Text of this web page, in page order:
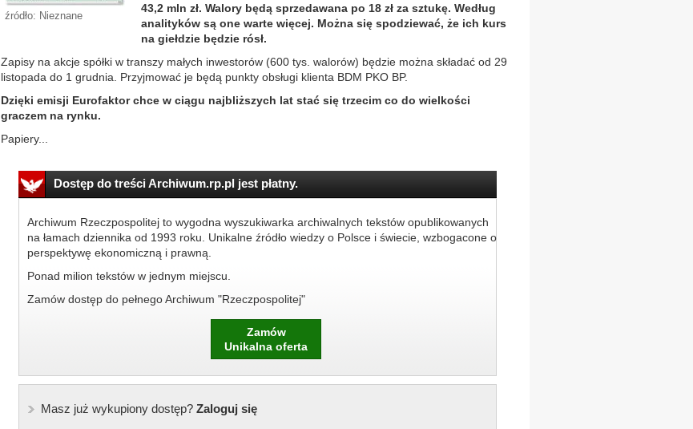
źródło: Nieznane
43,2 mln zł. Walory będą sprzedawana po 18 zł za sztukę. Według
analityków są one warte więcej. Można się spodziewać, że ich kurs
na giełdzie będzie rósł.
Zapisy na akcje spółki w transzy małych inwestorów (600 tys. walorów) będzie można składać od 29
listopada do 1 grudnia. Przyjmować je będą punkty obsługi klienta BDM PKO BP.
Dzięki emisji Eurofaktor chce w ciągu najbliższych lat stać się trzecim co do wielkości
graczem na rynku.
Papiery...
Dostęp do treści Archiwum.rp.pl jest płatny.
Archiwum Rzeczpospolitej to wygodna wyszukiwarka archiwalnych tekstów opublikowanych
na łamach dziennika od 1993 roku. Unikalne źródło wiedzy o Polsce i świecie, wzbogacone o
perspektywę ekonomiczną i prawną.
Ponad milion tekstów w jednym miejscu.
Zamów dostęp do pełnego Archiwum "Rzeczpospolitej"
Zamów
Unikalna oferta
Masz już wykupiony dostęp?Zaloguj się